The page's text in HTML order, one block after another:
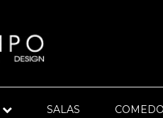
SALAS